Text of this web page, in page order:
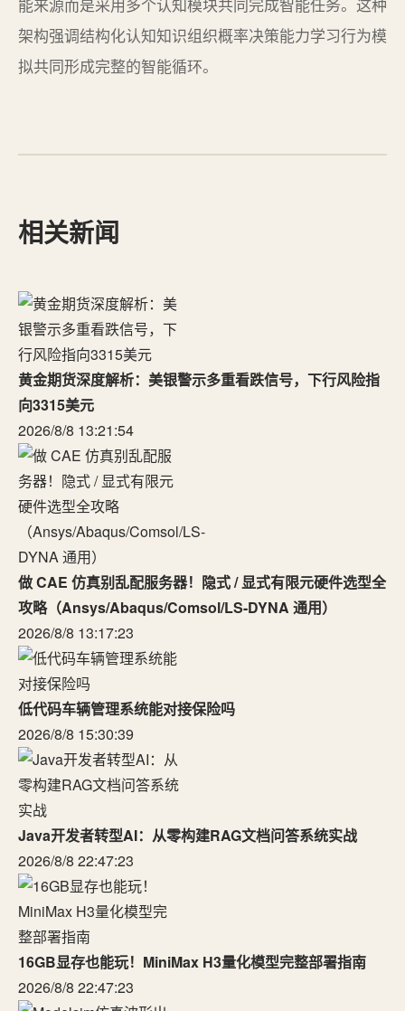
架构强调结构化认知知识组织概率决策能力学习行为模
拟共同形成完整的智能循环。
相关新闻
黄金期货深度解析：美银警示多重看跌信号，下行风险指
向3315美元
2026/8/8 13:21:54
做 CAE 仿真别乱配服务器！隐式 / 显式有限元硬件选型全
攻略（Ansys/Abaqus/Comsol/LS-DYNA 通用）
2026/8/8 13:17:23
低代码车辆管理系统能对接保险吗
2026/8/8 15:30:39
Java开发者转型AI：从零构建RAG文档问答系统实战
2026/8/8 22:47:23
16GB显存也能玩！MiniMax H3量化模型完整部署指南
2026/8/8 22:47:23